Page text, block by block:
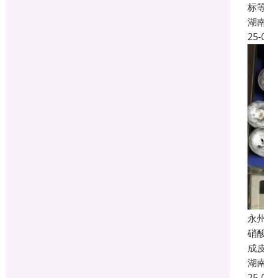
标
湖
25-
永
硝
成
湖